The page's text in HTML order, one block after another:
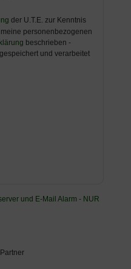
der U.T.E. zur Kenntnis
personenbezogenen
beschrieben -
und verarbeitet